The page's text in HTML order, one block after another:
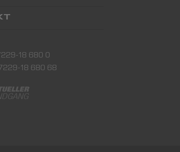
18 680 0
18 680 68